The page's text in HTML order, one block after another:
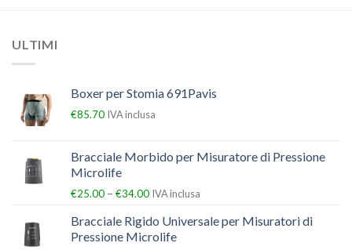
ULTIMI
Boxer per Stomia 691Pavis
€85.70 IVA inclusa
Bracciale Morbido per Misuratore di Pressione
Microlife
€25.00 – €34.00 IVA inclusa
Bracciale Rigido Universale per Misuratori di
Pressione Microlife